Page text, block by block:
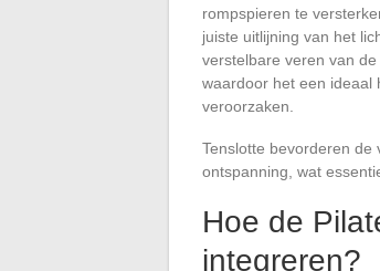
rompspieren te
juiste uitlijning van het
verstelbare veren van
waardoor het een ideaal
veroorzaken.
Tenslotte bevorderen de
ontspanning, wat
Hoe de
integreren?